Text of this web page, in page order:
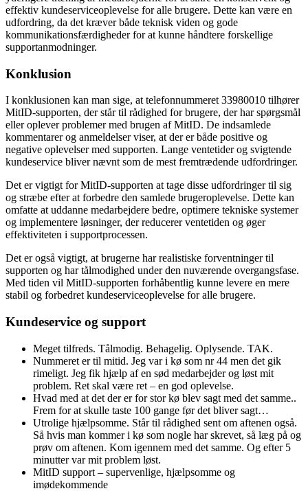
effektiv kundeserviceoplevelse for alle brugere. Dette kan være en
udfordring, da det kræver både teknisk viden og gode
kommunikationsfærdigheder for at kunne håndtere forskellige
supportanmodninger.
Konklusion
I konklusionen kan man sige, at telefonnummeret 33980010 tilhører
MitID-supporten, der står til rådighed for brugere, der har spørgsmål
eller oplever problemer med brugen af MitID. De indsamlede
kommentarer og anmeldelser viser, at der er både positive og
negative oplevelser med supporten. Lange ventetider og svigtende
kundeservice bliver nævnt som de mest fremtrædende udfordringer.
Det er vigtigt for MitID-supporten at tage disse udfordringer til sig
og stræbe efter at forbedre den samlede brugeroplevelse. Dette kan
omfatte at uddanne medarbejdere bedre, optimere tekniske systemer
og implementere løsninger, der reducerer ventetiden og øger
effektiviteten i supportprocessen.
Det er også vigtigt, at brugerne har realistiske forventninger til
supporten og har tålmodighed under den nuværende overgangsfase.
Med tiden vil MitID-supporten forhåbentlig kunne levere en mere
stabil og forbedret kundeserviceoplevelse for alle brugere.
Kundeservice og support
Meget tilfreds. Tålmodig. Behagelig. Oplysende. TAK.
Nummeret er til mitid. Jeg var i kø som nr 44 men det gik
rimeligt. Jeg fik hjælp af en sød medarbejder og løst mit
problem. Ret skal være ret – en god oplevelse.
Hvad med at det der er for stor kø blev sagt med det samme..
Frem for at skulle taste 100 gange før det bliver sagt…
Utrolige hjælpsomme. Står til rådighed sent om aftenen også.
Så hvis man kommer i kø som nogle har skrevet, så læg på og
prøv om aftenen. Kom igennem med det samme. Og efter 5
minutter var mit problem løst.
MitID support – supervenlige, hjælpsomme og
imødekommende